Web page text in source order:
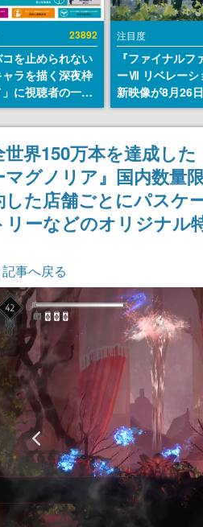
23892
コを止められない
ラを描く深夜枠
に視聴者の一部
意見。違法薬物
思しき描写も含
BPOが議論を交わ
注目度
『ファイナルフ
ーⅦ リベレーシ
新映像が8月26
公開へ。『FF7
クシリーズの完
「gamescom
ニングナイトラ
ディレクターの
氏が登壇する予
世界150万本を達成し
マグノリア』国内数量
した店舗ごとにパスケ
リーなどのオリジナル
記事へ戻る